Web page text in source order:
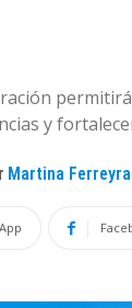
y
Martina Ferreyra